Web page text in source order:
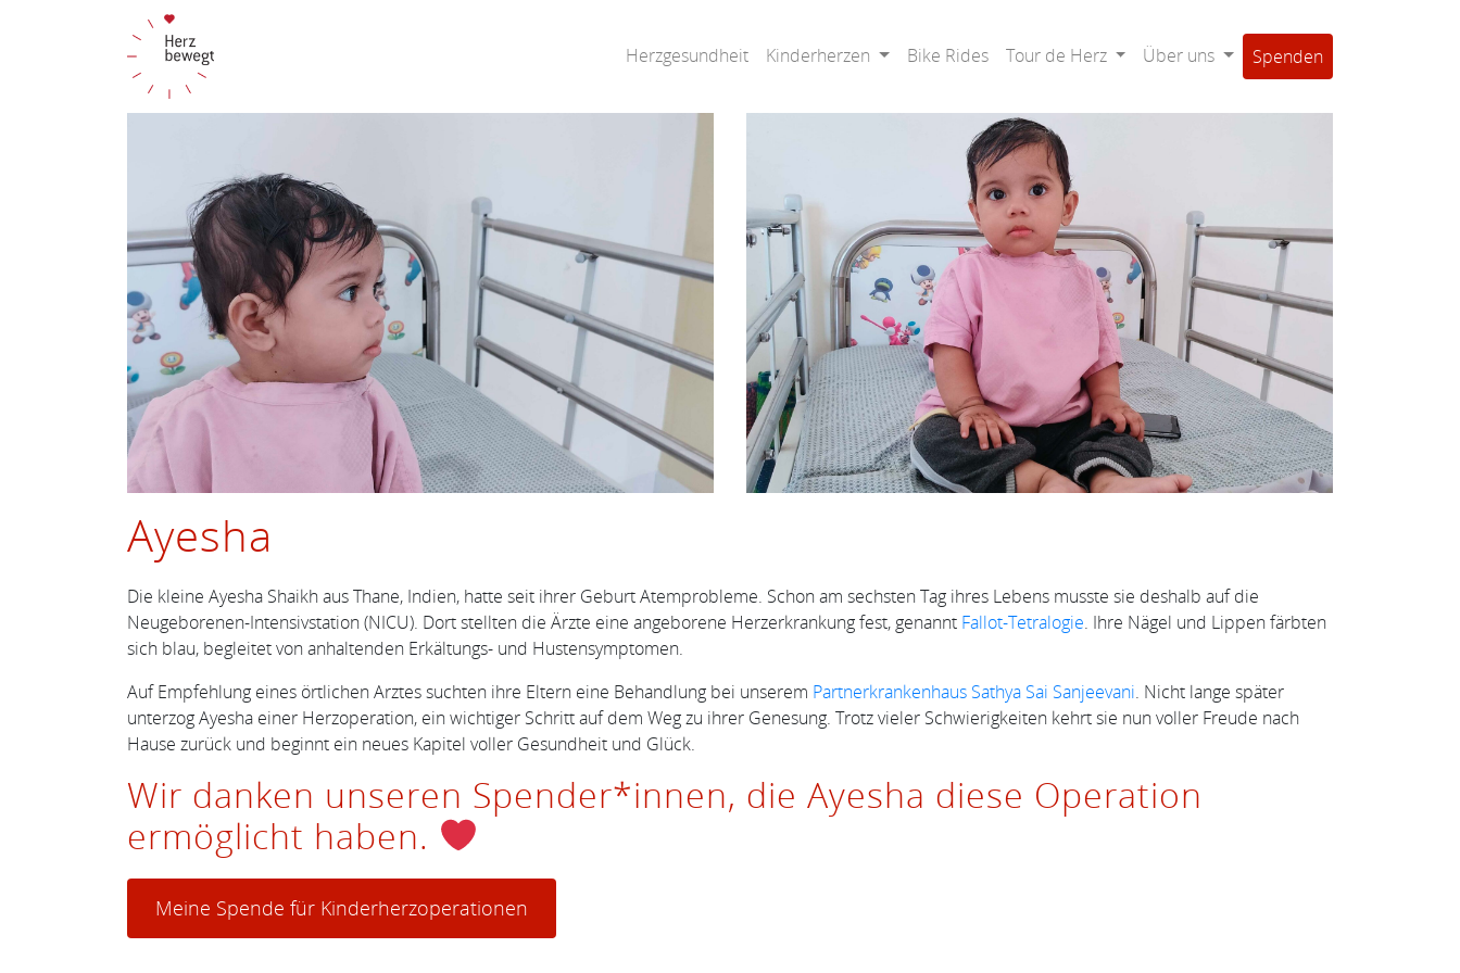
Herzgesundheit Kinderherzen Bike Rides Tour de Herz Über uns Spenden
Ayesha
Die kleine Ayesha Shaikh aus Thane, Indien, hatte seit ihrer Geburt Atemprobleme. Schon am sechsten Tag ihres Lebens musste sie deshalb auf die
Neugeborenen-Intensivstation (NICU). Dort stellten die Ärzte eine angeborene Herzerkrankung fest, genannt Fallot-Tetralogie. Ihre Nägel und Lippen färbten
sich blau, begleitet von anhaltenden Erkältungs- und Hustensymptomen.
Auf Empfehlung eines örtlichen Arztes suchten ihre Eltern eine Behandlung bei unserem Partnerkrankenhaus Sathya Sai Sanjeevani. Nicht lange später
unterzog Ayesha einer Herzoperation, ein wichtiger Schritt auf dem Weg zu ihrer Genesung. Trotz vieler Schwierigkeiten kehrt sie nun voller Freude nach
Hause zurück und beginnt ein neues Kapitel voller Gesundheit und Glück.
Wir danken unseren Spender*innen, die Ayesha diese Operation
ermöglicht haben.
Meine Spende für Kinderherzoperationen